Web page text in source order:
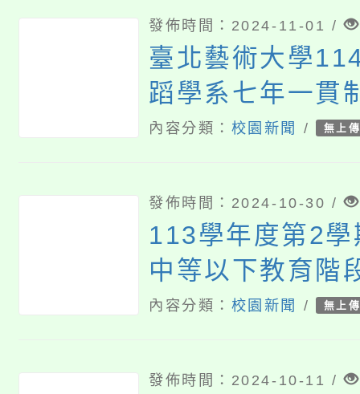
發佈時間：2024-11-01 /
臺北藝術大學
蹈學系七年一貫
生訊息
內容分類： 校園新聞 / 無上
發佈時間：2024-10-30 /
113學年度第2
中等以下教育階
態個人實驗教育
內容分類： 校園新聞 / 無上
發佈時間：2024-10-11 /